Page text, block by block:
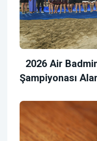
2026 Air
Şampiyonası